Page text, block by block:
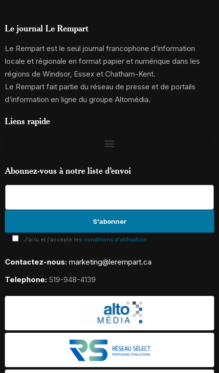
Le journal Le Rempart
Le Rempart est le seul journal francophone d’information
locale et régionale en format papier et numérique dans les
régions de Windsor, Essex et Chatham-Kent.
Le Rempart fait partie du réseau de presse et de portails
d’information en ligne du groupe Altomédia.
Liens rapide
Abonnez-vous à notre liste d’envoi
J'ai lu et j'accepte les conditions d'utilisation
Contactez-nous: marketing@lerempart.ca
Telephone: 519-948-4139